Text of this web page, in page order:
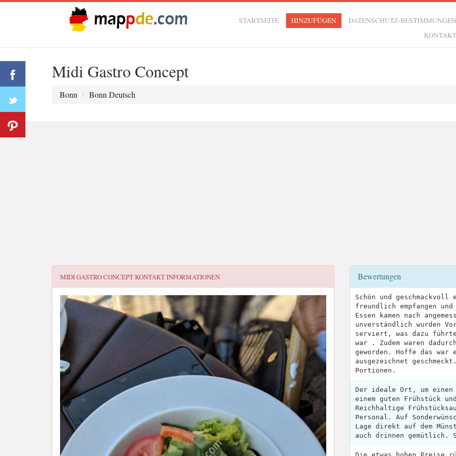
STARTSEITE HINZUFÜGEN
DATENSCHUTZ-
Midi Gastro Concept
Bonn Bonn Deutsch
MIDI GASTRO CONCEPTKONTAKT INFORMATIONEN Bewertungen
Schön und
freundlich empfangen
Essen kamen nach
unverständlich wurden
serviert, was dazu
war . Zudem waren
geworden. Hoffe das war
ausgezeichnet
Portionen.
Der ideale Ort, um einen
einem guten Frühstück
Reichhaltige
Personal. Auf
Lage direkt auf dem
auch drinnen gemütlich.